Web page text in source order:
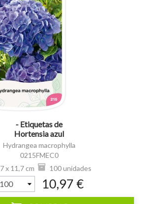
- Etiquetas de
Hortensia azul
(Hydrangea)
Hydrangea macrophylla
0215FMEC0
7 x 11,7 cm
100 unidades
10,97 €